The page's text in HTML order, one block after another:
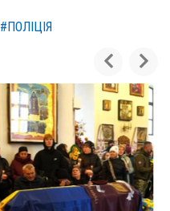
#ПОЛІЦІЯ